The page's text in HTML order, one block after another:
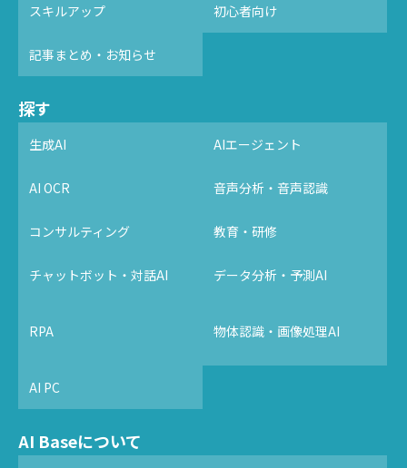
スキルアップ 初心者向け
記事まとめ・お知らせ
探す
生成AI AIエージェント
AI OCR 音声分析・音声認識
コンサルティング 教育・研修
チャットボット・対話AI データ分析・予測AI
RPA 物体認識・画像処理AI
AI PC
AI Baseについて